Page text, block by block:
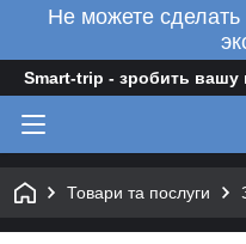
Не можете
Smart-trip - зробить
Товари та послуги